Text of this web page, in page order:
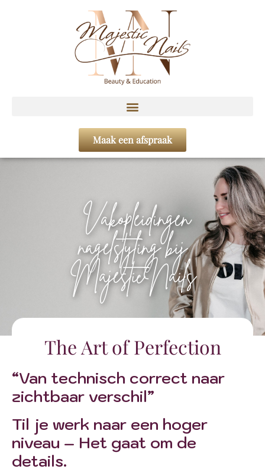
Maak een afspraak
Vakopleidingen
nagelstyling bij
MajesticNails
The Art of Perfection
“Van technisch correct naar
zichtbaar verschil”
Til je werk naar een hoger
niveau – Het gaat om de
details.